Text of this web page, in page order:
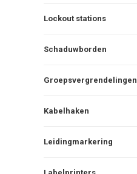
Lockout stations
Schaduwborden
Groepsvergrendelingen
Kabelhaken
Leidingmarkering